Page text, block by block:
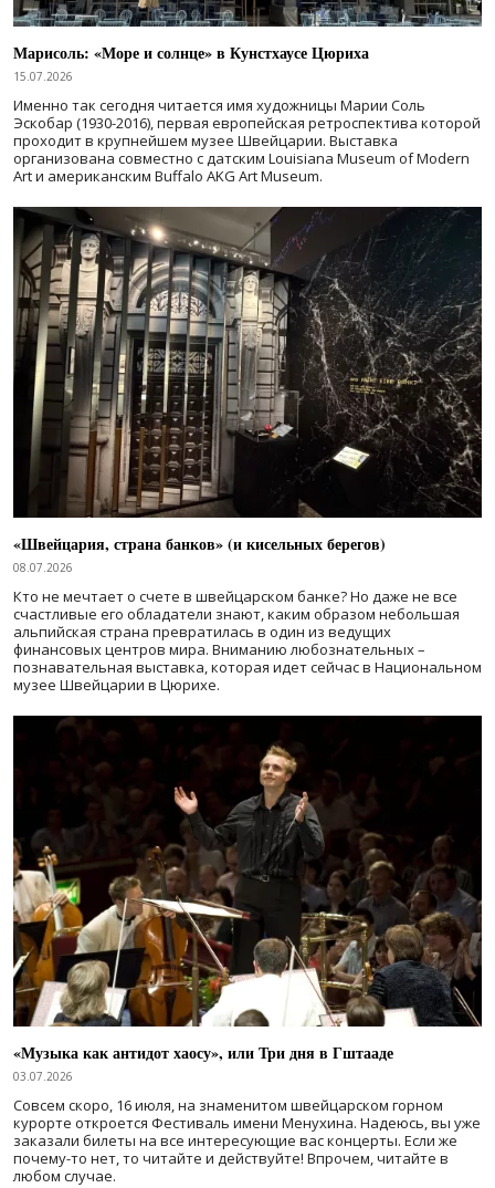
Марисоль: «Море и солнце» в Кунстхаусе Цюриха
15.07.2026
Именно так сегодня читается имя художницы Марии Соль
Эскобар (1930-2016), первая европейская ретроспектива которой
проходит в крупнейшем музее Швейцарии. Выставка
организована совместно с датским Louisiana Museum of Modern
Art и американским Buffalo AKG Art Museum.
«Швейцария, страна банков» (и кисельных берегов)
08.07.2026
Кто не мечтает о счете в швейцарском банке? Но даже не все
счастливые его обладатели знают, каким образом небольшая
альпийская страна превратилась в один из ведущих
финансовых центров мира. Вниманию любознательных –
познавательная выставка, которая идет сейчас в Национальном
музее Швейцарии в Цюрихе.
«Музыка как антидот хаосу», или Три дня в Гштааде
03.07.2026
Совсем скоро, 16 июля, на знаменитом швейцарском горном
курорте откроется Фестиваль имени Менухина. Надеюсь, вы уже
заказали билеты на все интересующие вас концерты. Если же
почему-то нет, то читайте и действуйте! Впрочем, читайте в
любом случае.